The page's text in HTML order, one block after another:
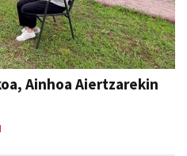
Ainhoa Aiertzarekin